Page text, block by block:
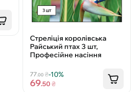
Стреліція королівська
Райський птах 3 шт,
Професійне насіння
77.00 ₴-10%
69.50₴